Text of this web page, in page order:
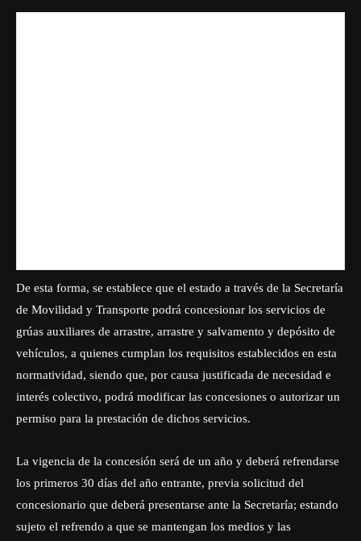
De esta forma, se establece que el estado a través de la Secretaría
de Movilidad y Transporte podrá concesionar los servicios de
grúas auxiliares de arrastre, arrastre y salvamento y depósito de
vehículos, a quienes cumplan los requisitos establecidos en esta
normatividad, siendo que, por causa justificada de necesidad e
interés colectivo, podrá modificar las concesiones o autorizar un
permiso para la prestación de dichos servicios.
La vigencia de la concesión será de un año y deberá refrendarse
los primeros 30 días del año entrante, previa solicitud del
concesionario que deberá presentarse ante la Secretaría; estando
sujeto el refrendo a que se mantengan los medios y las